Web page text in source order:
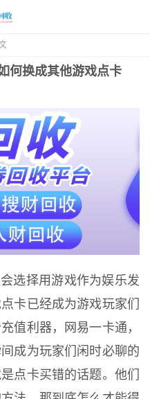
何换成其他游戏点卡
选择用游戏作为娱乐发
卡已经成为游戏玩家们
值利器，网易一卡通，
成为玩家们闲时必聊的
点卡买错的话题。他们